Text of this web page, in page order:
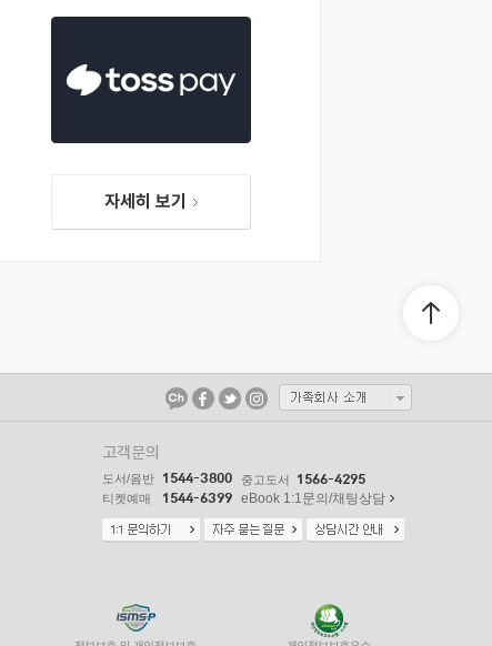
자세히 보기
고객문의
도서/음반 1544-3800 중고도서 1566-4295
티켓예매 1544-6399 eBook 1:1문의/채팅상담